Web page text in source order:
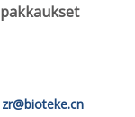
zr@bioteke.cn